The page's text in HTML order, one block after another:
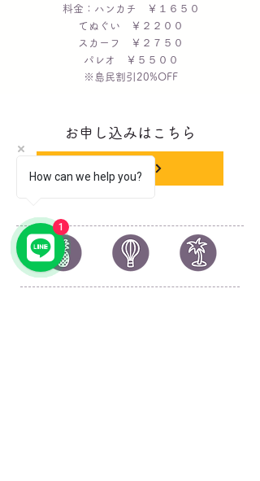
​料金：ハンカチ ￥１６５０
てぬぐい ￥２２００
スカーフ ￥２７５０
​パレオ ￥５５００
​※島民割引20%OFF
お申し込みはこちら
申し込む
How can we help you?
1